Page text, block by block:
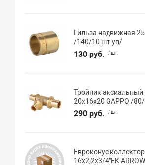
Гильза надвижная 25
/140/10 шт.уп/
130 руб. / шт.
Тройник аксиальный
20х16х20 GAPPO /
290 руб. / шт.
Евроконус
16х2,2х3/4"EK